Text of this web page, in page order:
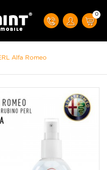
0
Alfa Romeo